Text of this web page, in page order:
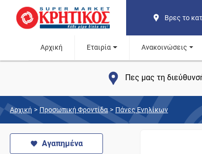
Βρες το
Αρχική Εταιρία Ανακοινώσεις
Πες μας τη
Αρχική > Προσωπική Φροντίδα > Πάνες Ενηλίκων
Αγαπημένα